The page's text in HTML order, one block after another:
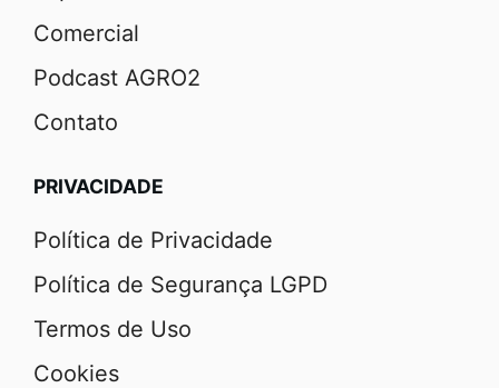
Comercial
Podcast AGRO2
Contato
PRIVACIDADE
Política de Privacidade
Política de Segurança LGPD
Termos de Uso
Cookies